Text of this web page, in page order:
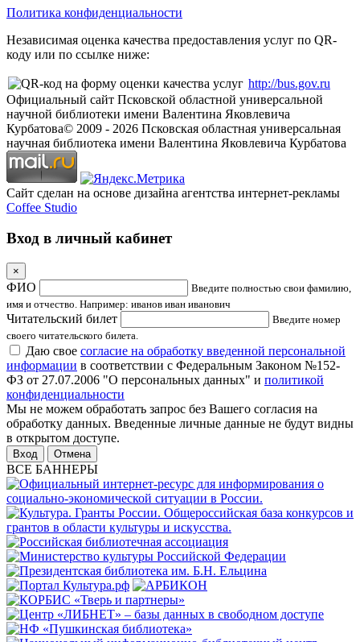
Политика конфиденциальности
Независимая оценка качества предоставления услуг по QR-
коду или по ссылке ниже:
http://bus.gov.ru
Официальный сайт Псковской областной универсальной
научной библиотеки имени Валентина Яковлевича
Курбатова© 2009 - 2026 Псковская областная универсальная
научная библиотека имени Валентина Яковлевича Курбатова
Сайт сделан на основе дизайна агентства интернет-рекламы
Coffee Studio
Вход в личный кабинет
×
ФИО
Введите полностью свои фамилию,
имя и отчество. Например: иванов иван иванович
Читательский билет
Введите номер
своего читательского билета.
Даю свое согласие на обработку введенной персональной
информации в соответствии с Федеральным Законом №152-
ФЗ от 27.07.2006 "О персональных данных" и политикой
конфиденциальности
Мы не можем обработать запрос без Вашего согласия на
обработку данных. Введенные личные данные не будут видны
в открытом доступе.
Отмена
ВСЕ БАННЕРЫ